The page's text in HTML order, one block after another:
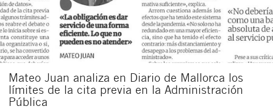
Mateo Juan analiza en Diario de Mallorca los
límites de la cita previa en la Administración
Pública